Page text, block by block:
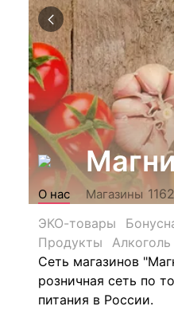
О нас Магазины
ЭКО-товары
Продукты
Алкоголь
Сеть магазинов
розничная сеть по
питания в России.